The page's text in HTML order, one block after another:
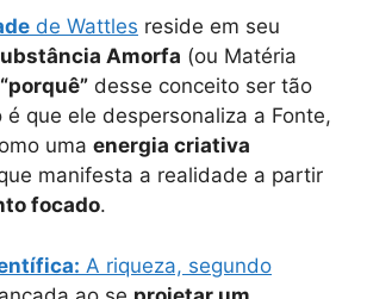
de Wattles reside em seu
Amorfa (ou Matéria
“porquê” desse conceito ser tão
é que ele despersonaliza a Fonte,
uma energia criativa
manifesta a realidade a partir
focado.
A riqueza, segundo